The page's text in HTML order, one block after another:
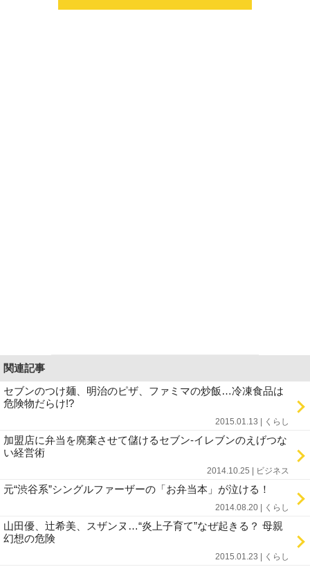
関連記事
セブンのつけ麺、明治のピザ、ファミマの炒飯…冷凍食品は
危険物だらけ!?
2015.01.13 | くらし
加盟店に弁当を廃棄させて儲けるセブン-イレブンのえげつな
い経営術
2014.10.25 | ビジネス
元“渋谷系”シングルファーザーの「お弁当本」が泣ける！
2014.08.20 | くらし
山田優、辻希美、スザンヌ…“炎上子育て”なぜ起きる？ 母親
幻想の危険
2015.01.23 | くらし